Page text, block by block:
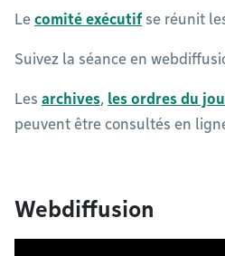
Le comité exécutifse réunit
Suivez la séance en
Les archives, les ordres du
peuvent être consultés en
Webdiffusion